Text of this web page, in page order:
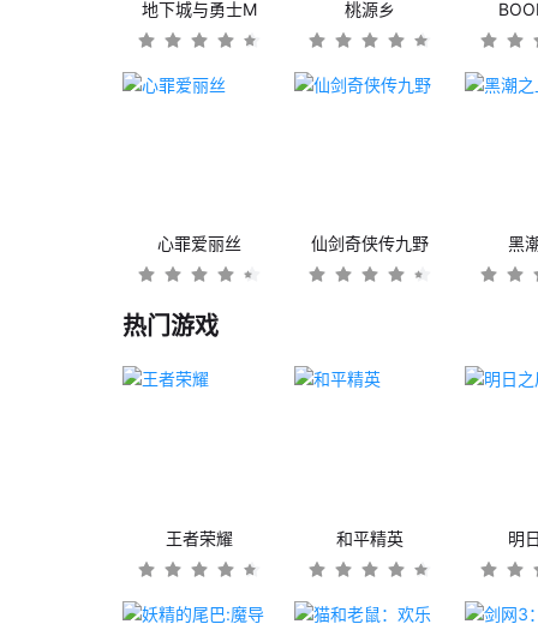
地下城与勇士M 桃源乡
心罪爱丽丝 仙剑奇侠传九野 黑
热门游戏
王者荣耀 和平精英 明